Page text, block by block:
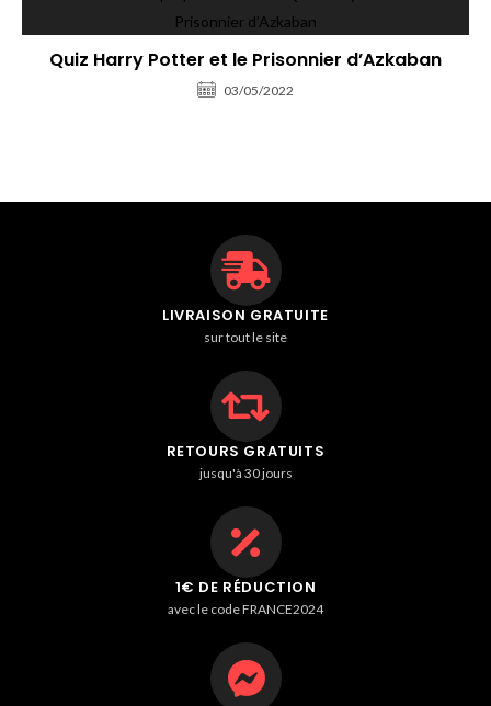
Quiz Harry Potter et le Prisonnier d’Azkaban
03/05/2022
LIVRAISON GRATUITE
sur tout le site
RETOURS GRATUITS
jusqu'à 30 jours
1€ DE RÉDUCTION
avec le code FRANCE2024